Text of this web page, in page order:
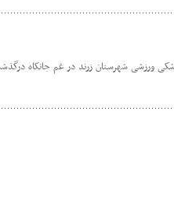
ورزشی شهرستان زرند در غم جانکاه